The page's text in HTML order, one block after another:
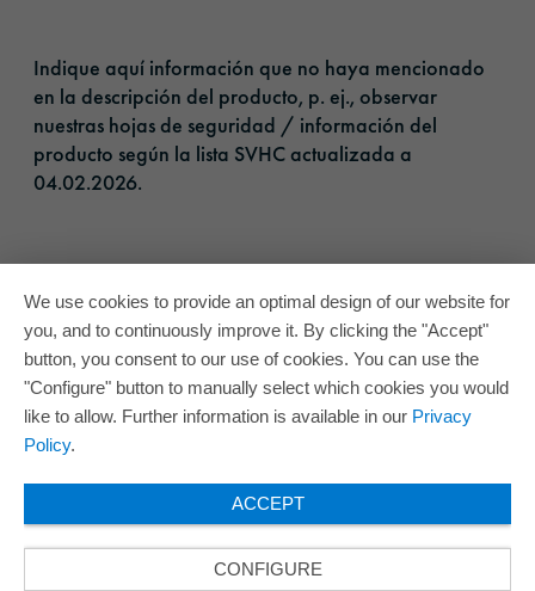
Indique aquí información que no haya mencionado
en la descripción del producto, p. ej., observar
nuestras hojas de seguridad / información del
producto según la lista SVHC actualizada a
04.02.2026.​
We use cookies to provide an optimal design of our website for
you, and to continuously improve it. By clicking the "Accept"
button, you consent to our use of cookies. You can use the
"Configure" button to manually select which cookies you would
like to allow. Further information is available in our Privacy
Policy.
ACCEPT
CONFIGURE